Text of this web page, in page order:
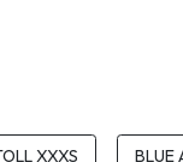
XXXS BLUE